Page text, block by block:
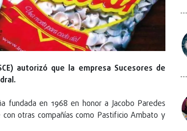
autorizó que la empresa Sucesores de
fundada en 1968 en honor a Jacobo Paredes
otras compañías como Pastificio Ambato y